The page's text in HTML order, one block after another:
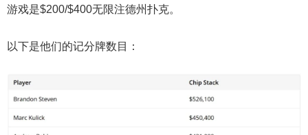
游戏是$200/$400无限注德州扑克。
以下是他们的记分牌数目：